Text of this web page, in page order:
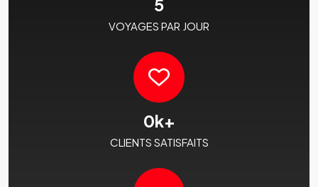
5
VOYAGES PAR JOUR
0k+
CLIENTS SATISFAITS